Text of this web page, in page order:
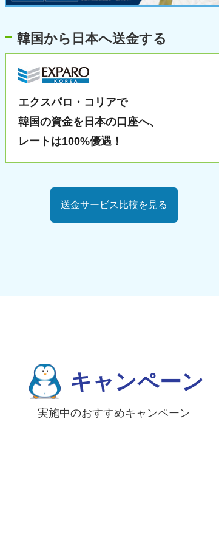
韓国から日本へ送金する
エクスパロ・コリアで
韓国の資金を日本の口座へ、
レートは100%優遇！
送金サービス比較を見る
キャンペーン
実施中のおすすめキャンペーン